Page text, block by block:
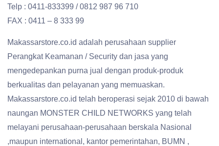
Telp : 0411-833399 / 0812 987 96 710
FAX : 0411 – 8 333 99
Makassarstore.co.id adalah perusahaan supplier
Perangkat Keamanan / Security dan jasa yang
mengedepankan purna jual dengan produk-produk
berkualitas dan pelayanan yang memuaskan.
Makassarstore.co.id telah beroperasi sejak 2010 di bawah
naungan MONSTER CHILD NETWORKS yang telah
melayani perusahaan-perusahaan berskala Nasional
,maupun international, kantor pemerintahan, BUMN ,